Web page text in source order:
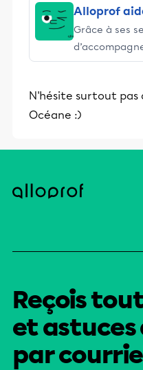
Alloprof
Grâce à ses
stimulants,
éducative.
N'hésite surtout pas
Océane :)
Reçois
et astuces
par